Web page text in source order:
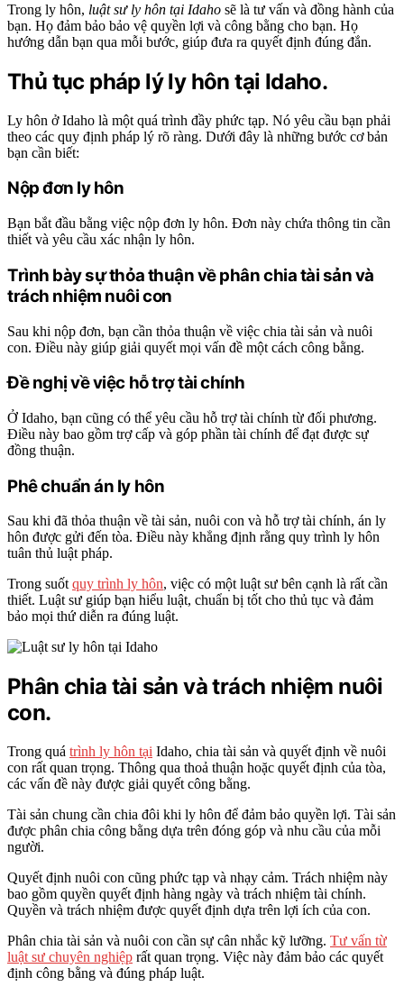
Trong ly hôn, luật sư ly hôn tại Idaho sẽ là tư vấn và đồng hành của
bạn. Họ đảm bảo bảo vệ quyền lợi và công bằng cho bạn. Họ
hướng dẫn bạn qua mỗi bước, giúp đưa ra quyết định đúng đắn.
Thủ tục pháp lý ly hôn tại Idaho.
Ly hôn ở Idaho là một quá trình đầy phức tạp. Nó yêu cầu bạn phải
theo các quy định pháp lý rõ ràng. Dưới đây là những bước cơ bản
bạn cần biết:
Nộp đơn ly hôn
Bạn bắt đầu bằng việc nộp đơn ly hôn. Đơn này chứa thông tin cần
thiết và yêu cầu xác nhận ly hôn.
Trình bày sự thỏa thuận về phân chia tài sản và
trách nhiệm nuôi con
Sau khi nộp đơn, bạn cần thỏa thuận về việc chia tài sản và nuôi
con. Điều này giúp giải quyết mọi vấn đề một cách công bằng.
Đề nghị về việc hỗ trợ tài chính
Ở Idaho, bạn cũng có thể yêu cầu hỗ trợ tài chính từ đối phương.
Điều này bao gồm trợ cấp và góp phần tài chính để đạt được sự
đồng thuận.
Phê chuẩn án ly hôn
Sau khi đã thỏa thuận về tài sản, nuôi con và hỗ trợ tài chính, án ly
hôn được gửi đến tòa. Điều này khẳng định rằng quy trình ly hôn
tuân thủ luật pháp.
Trong suốtquy trình ly hôn, việc có một luật sư bên cạnh là rất cần
thiết. Luật sư giúp bạn hiểu luật, chuẩn bị tốt cho thủ tục và đảm
bảo mọi thứ diễn ra đúng luật.
Phân chia tài sản và trách nhiệm nuôi
con.
Trong quá trình ly hôn tại Idaho, chia tài sản và quyết định về nuôi
con rất quan trọng. Thông qua thoả thuận hoặc quyết định của tòa,
các vấn đề này được giải quyết công bằng.
Tài sản chung cần chia đôi khi ly hôn để đảm bảo quyền lợi. Tài sản
được phân chia công bằng dựa trên đóng góp và nhu cầu của mỗi
người.
Quyết định nuôi con cũng phức tạp và nhạy cảm. Trách nhiệm này
bao gồm quyền quyết định hàng ngày và trách nhiệm tài chính.
Quyền và trách nhiệm được quyết định dựa trên lợi ích của con.
Phân chia tài sản và nuôi con cần sự cân nhắc kỹ lưỡng. Tư vấn từ
luật sư chuyên nghiệp rất quan trọng. Việc này đảm bảo các quyết
định công bằng và đúng pháp luật.